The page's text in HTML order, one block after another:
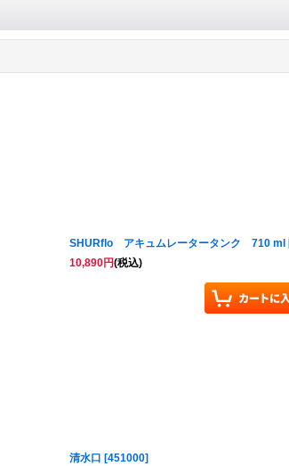
SHURflo アキュムレータータンク 710 ml
10,890円(税込)
清水口 [451000]